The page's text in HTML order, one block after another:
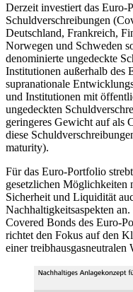
Derzeit investiert das Euro-
Schuldverschreibungen (
Deutschland, Frankreich,
Norwegen und Schweden
denominierte ungedeckte
Institutionen außerhalb des
supranationale
und Institutionen mit
ungedeckten
geringeres Gewicht auf als
diese
maturity).
Für das Euro-Portfolio
gesetzlichen Möglichkeiten
Sicherheit und Liquidität
Nachhaltigkeitsaspekten
Covered Bonds des Euro-
richtet den Fokus auf den
einer